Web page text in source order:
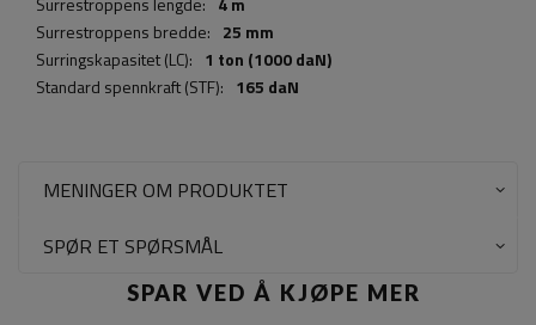
Surrestroppens bredde: 25 mm
Surringskapasitet (LC): 1 ton (1000 daN)
Standard spennkraft (STF): 165 daN
MENINGER OM PRODUKTET
SPØR ET SPØRSMÅL
SPAR VED Å KJØPE MER